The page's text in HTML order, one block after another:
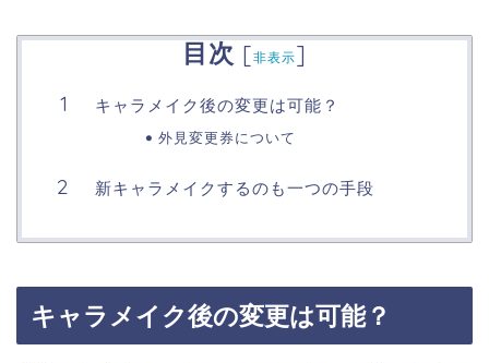
目次 [非表示]
キャラメイク後の変更は可能？
外見変更券について
新キャラメイクするのも一つの手段
キャラメイク後の変更は可能？